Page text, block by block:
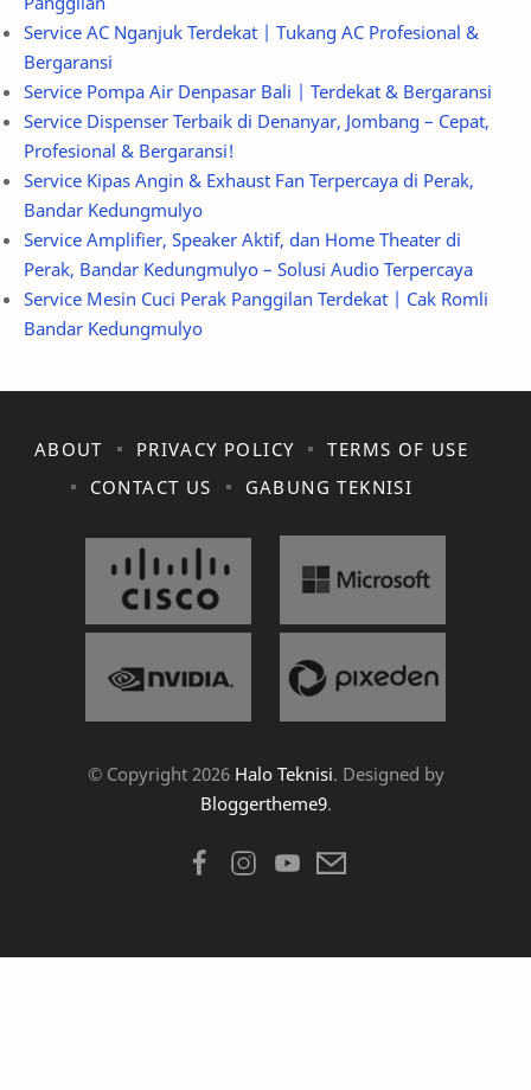
Service AC Nganjuk Terdekat | Tukang AC Profesional &
Bergaransi
Service Pompa Air Denpasar Bali | Terdekat & Bergaransi
Service Dispenser Terbaik di Denanyar, Jombang – Cepat,
Profesional & Bergaransi!
Service Kipas Angin & Exhaust Fan Terpercaya di Perak,
Bandar Kedungmulyo
Service Amplifier, Speaker Aktif, dan Home Theater di
Perak, Bandar Kedungmulyo – Solusi Audio Terpercaya
Service Mesin Cuci Perak Panggilan Terdekat | Cak Romli
Bandar Kedungmulyo
ABOUT PRIVACY POLICY
TERMS OF USE
CONTACT US
GABUNG TEKNISI
© Copyright 2026 Halo Teknisi. Designed by
Bloggertheme9.